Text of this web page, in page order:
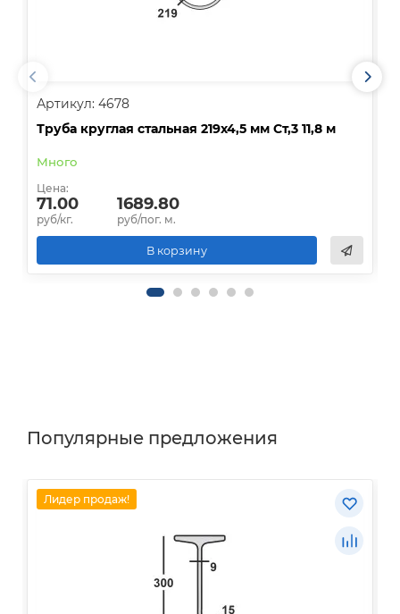
Артикул: 4678
Труба круглая стальная 219х4,5 мм Ст,3 11,8 м
Много
Цена:
71.00
руб/кг.
1689.80
руб/пог. м.
В корзину
Популярные предложения
Лидер продаж!